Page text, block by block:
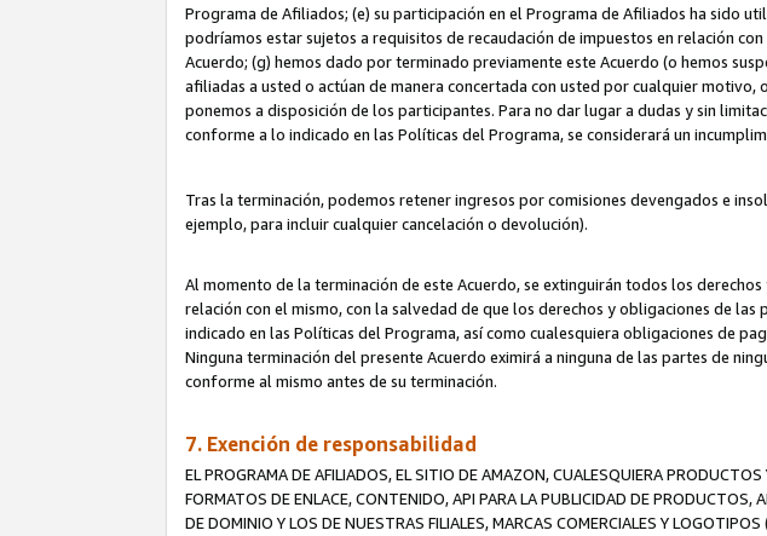
Programa de Afiliados; (e) su participación en el Programa de Afiliados ha sido
podríamos estar sujetos a requisitos de recaudación de impuestos en relación
Acuerdo; (g) hemos dado por terminado previamente este Acuerdo (o hemos
afiliadas a usted o actúan de manera concertada con usted por cualquier
ponemos a disposición de los participantes. Para no dar lugar a dudas y sin
conforme a lo indicado en las Políticas del Programa, se considerará un
Tras la terminación, podemos retener ingresos por comisiones devengados e
ejemplo, para incluir cualquier cancelación o devolución).
Al momento de la terminación de este Acuerdo, se extinguirán todos los
relación con el mismo, con la salvedad de que los derechos y obligaciones de
indicado en las Políticas del Programa, así como cualesquiera obligaciones de
Ninguna terminación del presente Acuerdo eximirá a ninguna de las partes de
conforme al mismo antes de su terminación.
7. Exención de responsabilidad
EL PROGRAMA DE AFILIADOS, EL SITIO DE AMAZON, CUALESQUIERA
FORMATOS DE ENLACE, CONTENIDO, API PARA LA PUBLICIDAD DE
DE DOMINIO Y LOS DE NUESTRAS FILIALES, MARCAS COMERCIALES Y